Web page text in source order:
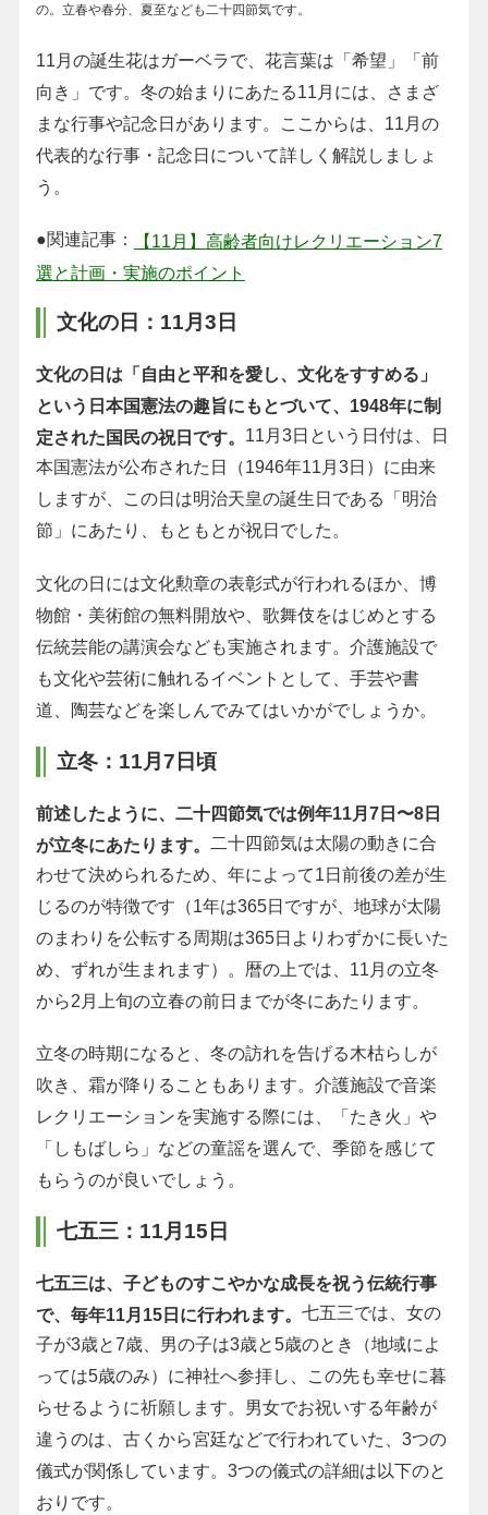
の。立春や春分、夏至なども二十四節気です。
11月の誕生花はガーベラで、花言葉は「希望」「前
向き」です。冬の始まりにあたる11月には、さまざ
まな行事や記念日があります。ここからは、11月の
代表的な行事・記念日について詳しく解説しましょ
う。
●関連記事：
【11月】高齢者向けレクリエーション7
選と計画・実施のポイント
文化の日：11月3日
文化の日は「自由と平和を愛し、文化をすすめる」
という日本国憲法の趣旨にもとづいて、1948年に制
定された国民の祝日です。 11月3日という日付は、日
本国憲法が公布された日（1946年11月3日）に由来
しますが、この日は明治天皇の誕生日である「明治
節」にあたり、もともとが祝日でした。
文化の日には文化勲章の表彰式が行われるほか、博
物館・美術館の無料開放や、歌舞伎をはじめとする
伝統芸能の講演会なども実施されます。介護施設で
も文化や芸術に触れるイベントとして、手芸や書
道、陶芸などを楽しんでみてはいかがでしょうか。
立冬：11月7日頃
前述したように、二十四節気では例年11月7日〜8日
が立冬にあたります。
二十四節気は太陽の動きに合
わせて決められるため、年によって1日前後の差が生
じるのが特徴です（1年は365日ですが、地球が太陽
のまわりを公転する周期は365日よりわずかに長いた
め、ずれが生まれます）。暦の上では、11月の立冬
から2月上旬の立春の前日までが冬にあたります。
立冬の時期になると、冬の訪れを告げる木枯らしが
吹き、霜が降りることもあります。介護施設で音楽
レクリエーションを実施する際には、「たき火」や
「しもばしら」などの童謡を選んで、季節を感じて
もらうのが良いでしょう。
七五三：11月15日
七五三は、子どものすこやかな成長を祝う伝統行事
で、毎年11月15日に行われます。 七五三では、女の
子が3歳と7歳、男の子は3歳と5歳のとき（地域によ
っては5歳のみ）に神社へ参拝し、この先も幸せに暮
らせるように祈願します。男女でお祝いする年齢が
違うのは、古くから宮廷などで行われていた、3つの
儀式が関係しています。3つの儀式の詳細は以下のと
おりです。